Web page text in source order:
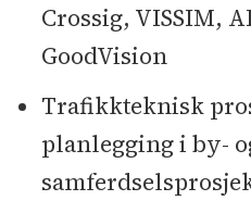
Crossig, VISSIM,
GoodVision
Trafikkteknisk
planlegging i by-